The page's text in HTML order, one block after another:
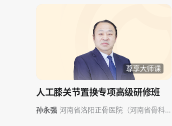
尊享大师课
人工膝关节置换专项高级研修班
孙永强 河南省洛阳正骨医院（河南省骨科